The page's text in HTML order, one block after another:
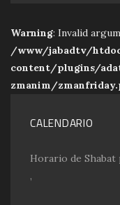
Warning: Invalid
/www/jabadtv/
content/plugins/
zmanim/
CALENDARIO
Horario de Shabat
,